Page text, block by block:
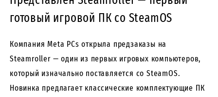
готовый игровой ПК со SteamOS
Компания Meta PCs открыла предзаказы на
Steamroller — один из первых игровых компьютеров,
который изначально поставляется со SteamOS.
Новинка предлагает классические комплектующие ПК